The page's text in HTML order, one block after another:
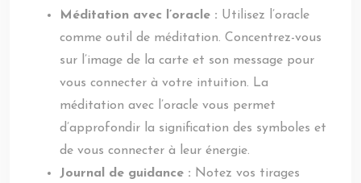
Méditation avec l’oracle : Utilisez l’oracle
comme outil de méditation. Concentrez-vous
sur l’image de la carte et son message pour
vous connecter à votre intuition. La
méditation avec l’oracle vous permet
d’approfondir la signification des symboles et
de vous connecter à leur énergie.
Journal de guidance : Notez vos tirages